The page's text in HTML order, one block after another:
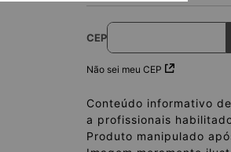
CEP
Não sei meu CEP
Conteúdo informativo
a profissionais
Produto manipulado